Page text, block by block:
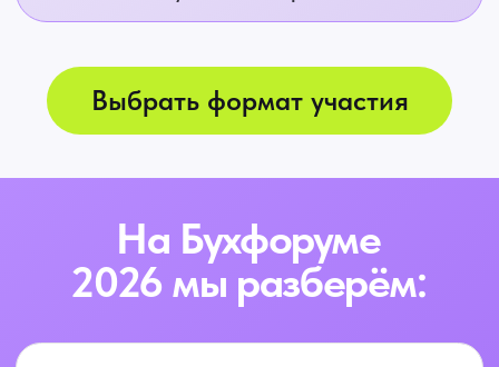
за которую платят
Как повысить чек